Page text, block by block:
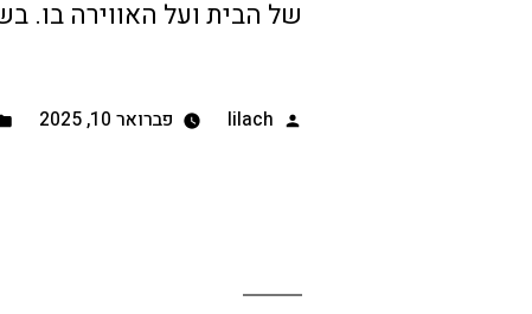
של הבית ועל האווירה בו.
lilach פברואר 10, 2025